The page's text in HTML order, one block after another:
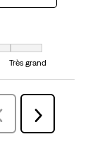
égal à Très grand
Très grand
Suivant
avis